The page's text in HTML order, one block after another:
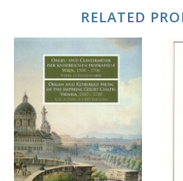
RELATED